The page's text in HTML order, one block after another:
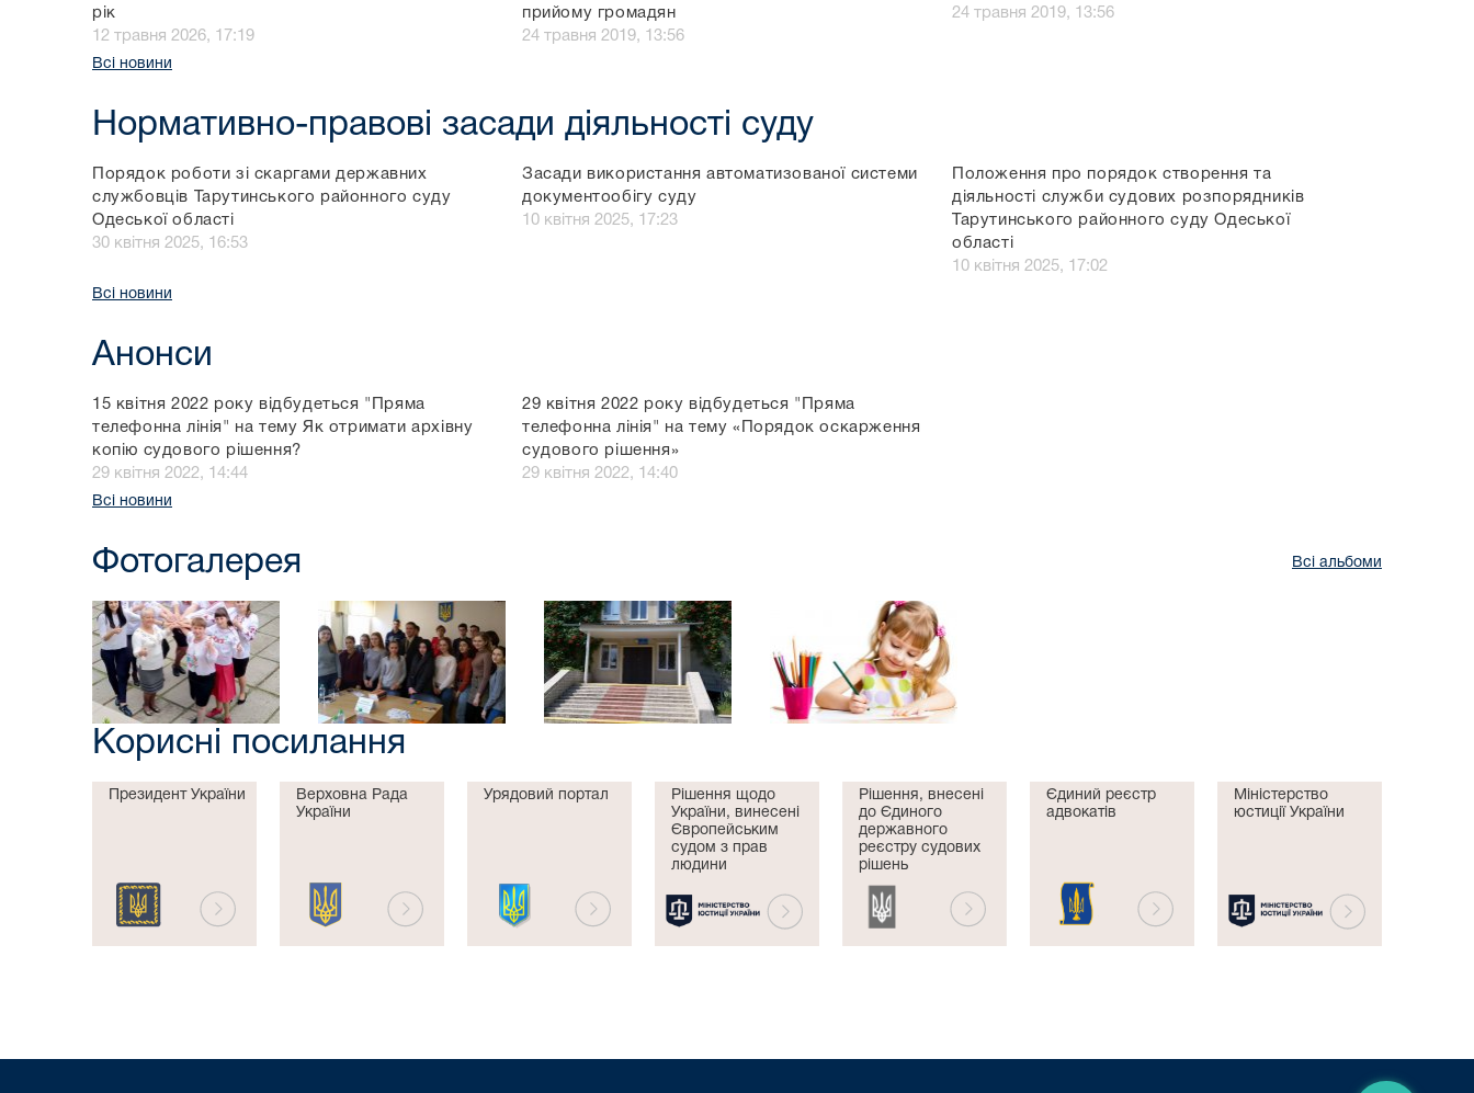
рiк
12 травня 2026, 17:19
прийому громадян
24 травня 2019, 13:56
24 травня 2019, 13:56
Всі новини
Нормативно-правові засади діяльності суду
Порядок роботи зі скаргами державних
службовців Тарутинського районного суду
Одеської області
30 квітня 2025, 16:53
Засади використання автоматизованої системи
документообігу суду
10 квітня 2025, 17:23
Положення про порядок створення та
діяльності служби судових розпорядників
Тарутинського районного суду Одеської
області
10 квітня 2025, 17:02
Всі новини
Анонси
15 квітня 2022 року відбудеться "Пряма
телефонна лінія" на тему Як отримати архівну
копію судового рішення?
29 квітня 2022, 14:44
29 квітня 2022 року відбудеться "Пряма
телефонна лінія" на тему «Порядок оскарження
судового рішення»
29 квітня 2022, 14:40
Всі новини
Фотогалерея Всі альбоми
Корисні посилання
Президент України
Верховна Рада
України
Урядовий портал
Рішення щодо
України, винесені
Європейським
судом з прав
людини
Рішення, внесені
до Єдиного
державного
реєстру судових
рішень
Єдиний реєстр
адвокатів
Міністерство
юстиції України